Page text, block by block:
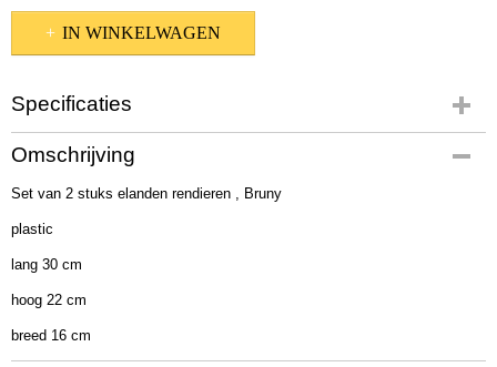
IN WINKELWAGEN
Specificaties
Productcode
2005940
EAN code
30 x 20 x 25 cm
Omschrijving
Set van 2 stuks elanden rendieren , Bruny
plastic
lang 30 cm
hoog 22 cm
breed 16 cm